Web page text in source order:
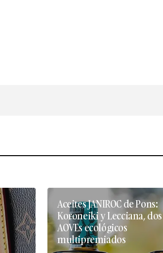
Aceites JANIROC de Pons:
Koroneiki y Lecciana, dos
AOVEs ecológicos
multipremiados